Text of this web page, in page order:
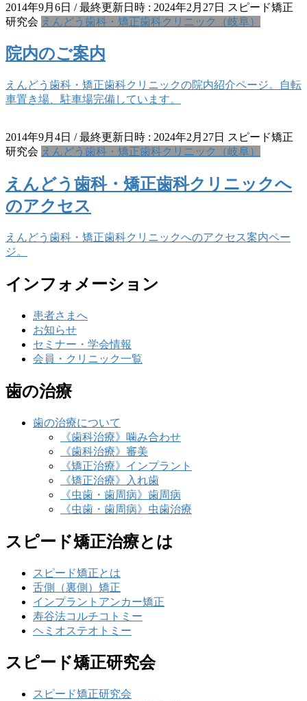
2014年9月6日 / 最終更新日時 : 2024年2月27日 スピード矯正
研究会 えんどう歯科・矯正歯科クリニック（岐阜）
院内のご案内
えんどう歯科・矯正歯科クリニックの院内紹介ページ。自転
車置き場、駐車場完備しています。
2014年9月4日 / 最終更新日時 : 2024年2月27日 スピード矯正
研究会 えんどう歯科・矯正歯科クリニック（岐阜）
えんどう歯科・矯正歯科クリニックへ
のアクセス
えんどう歯科・矯正歯科クリニックへのアクセス案内ペー
ジ。
インフォメーション
患者さまへ
お知らせ
セミナー・学会情報
会員・クリニック一覧
歯の治療
歯の治療について
《歯科治療》噛み合わせ
《歯科治療》審美
《矯正治療》インプラント
《矯正治療》入れ歯
《虫歯・歯周病》歯周病
《虫歯・歯周病》虫歯治療
スピード矯正治療とは
スピード矯正とは
舌側（裏側）矯正
インプラントアンカー矯正
寿谷法コルチコトミー
ヘミオステオトミー
スピード矯正研究会
スピード矯正研究会